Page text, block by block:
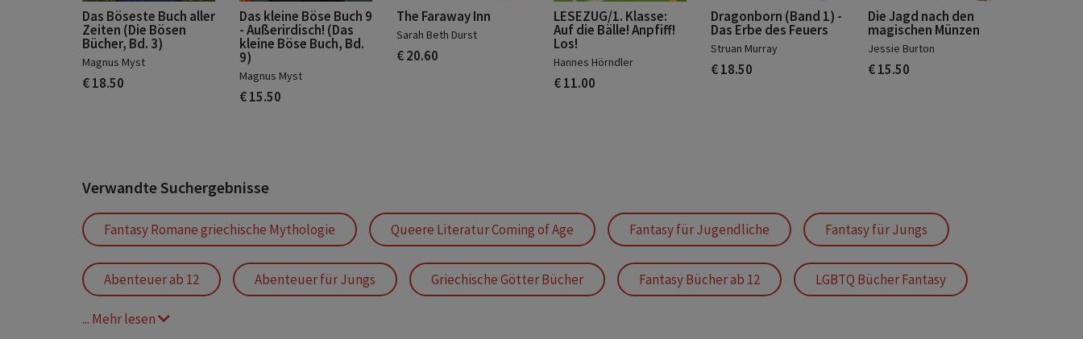
Das Böseste Buch aller
Zeiten (Die Bösen
Bücher, Bd. 3)
Magnus Myst
€ 18.50
Das kleine Böse Buch 9
- Außerirdisch! (Das
kleine Böse Buch, Bd.
9)
Magnus Myst
€ 15.50
The Faraway Inn
Sarah Beth Durst
€ 20.60
LESEZUG/1. Klasse:
Auf die Bälle! Anpfiff!
Los!
Hannes Hörndler
€ 11.00
Dragonborn (Band 1) -
Das Erbe des Feuers
Struan Murray
€ 18.50
Die Jagd nach den
magischen Münzen
Jessie Burton
€ 15.50
Verwandte Suchergebnisse
Fantasy Romane griechische Mythologie Queere Literatur Coming of Age Fantasy für Jugendliche Fantasy für Jungs
Abenteuer ab 12 Abenteuer für Jungs Griechische Götter Bücher Fantasy Bücher ab 12 LGBTQ Bücher Fantasy
Buch Spannung ab 12
... Mehr lesen